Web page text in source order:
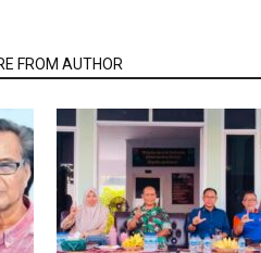
FROM AUTHOR